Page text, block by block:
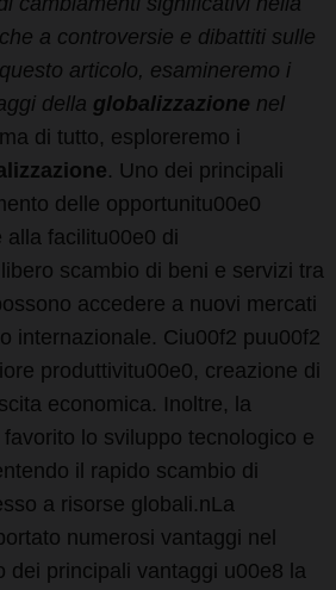
a controversie e dibattiti sulle
articolo, esamineremo i
della globalizzazione nel
di tutto, esploreremo i
. Uno dei principali
delle opportunitu00e0
alla facilitu00e0 di
scambio di beni e servizi tra
accedere a nuovi mercati
internazionale. Ciu00f2 puu00f2
produttivitu00e0, creazione di
economica. Inoltre, la
favorito lo sviluppo tecnologico e
il rapido scambio di
a risorse globali.nLa
numerosi vantaggi nel
dei principali vantaggi u00e8 la